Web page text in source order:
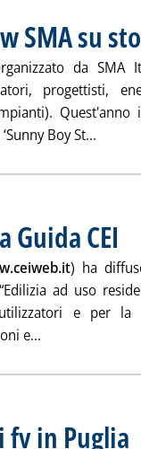
SMA su
da SMA
progettisti,
Quest'anno
Boy St...
CEI
) ha
ad uso
e per la
e...
fv in Puglia